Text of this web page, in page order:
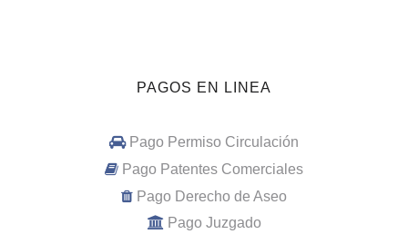
PAGOS EN LINEA
Pago Permiso Circulación
Pago Patentes Comerciales
Pago Derecho de Aseo
Pago Juzgado